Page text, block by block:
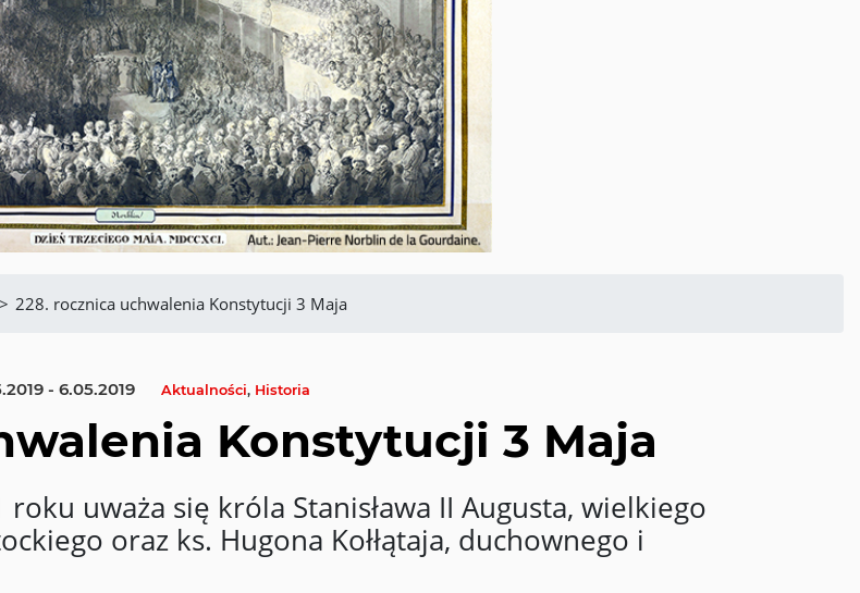
> 228. rocznica uchwalenia Konstytucji 3 Maja
- 6.05.2019 Aktualności, Historia
Konstytucji 3 Maja
uważa się króla Stanisława II Augusta, wielkiego
oraz ks. Hugona Kołłątaja, duchownego i